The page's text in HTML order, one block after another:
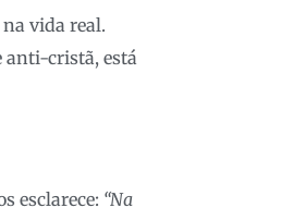
vida real.
anti-cristã, está
esclarece: “Na